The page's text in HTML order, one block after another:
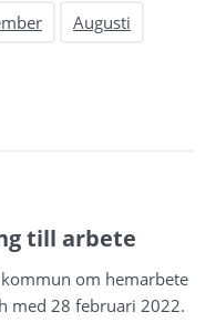
Augusti
till arbete
om hemarbete
med 28 februari 2022.